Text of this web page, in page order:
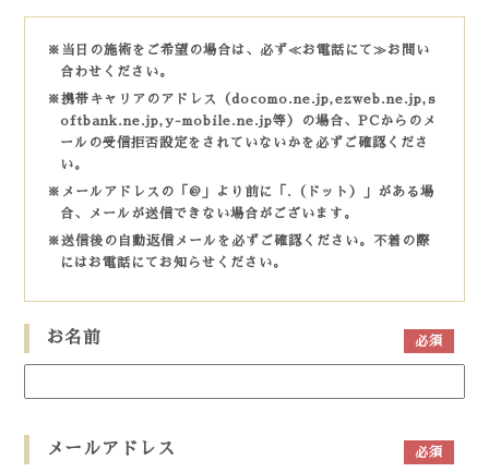
※当日の施術をご希望の場合は、必ず≪お電話にて≫お問い
合わせください。
※携帯キャリアのアドレス（docomo.ne.jp,ezweb.ne.jp,s
oftbank.ne.jp,y-mobile.ne.jp等）の場合、PCからのメ
ールの受信拒否設定をされていないかを必ずご確認くださ
い。
※メールアドレスの「@」より前に「.（ドット）」がある場
合、メールが送信できない場合がございます。
※送信後の自動返信メールを必ずご確認ください。不着の際
にはお電話にてお知らせください。
お名前 必須
メールアドレス 必須